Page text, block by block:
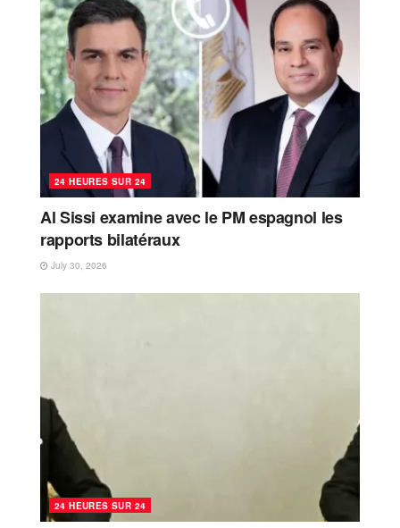
24 HEURES SUR 24
Al Sissi examine avec le PM espagnol les
rapports bilatéraux
July 30, 2026
24 HEURES SUR 24